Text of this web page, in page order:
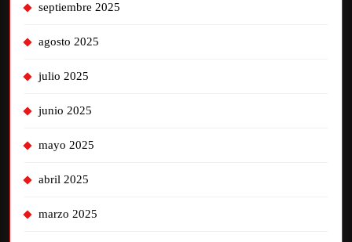
septiembre 2025
agosto 2025
julio 2025
junio 2025
mayo 2025
abril 2025
marzo 2025